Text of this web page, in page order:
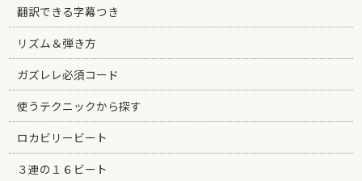
翻訳できる字幕つき
リズム＆弾き方
ガズレレ必須コード
使うテクニックから探す
ロカビリービート
３連の１６ビート